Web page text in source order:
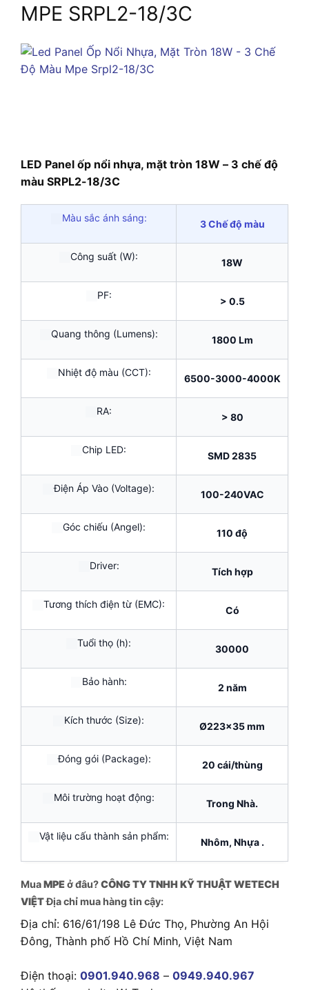
MPE SRPL2-18/3C
LED Panel ốp nổi nhựa, mặt tròn 18W – 3 chế độ
màu SRPL2-18/3C
Màu sắc ánh sáng:
3 Chế độ màu
Công suất (W):
18W
PF:
> 0.5
Quang thông (Lumens):
1800 Lm
Nhiệt độ màu (CCT):
6500-3000-4000K
RA:
> 80
Chip LED:
SMD 2835
Điện Áp Vào (Voltage):
100-240VAC
Góc chiếu (Angel):
110 độ
Driver:
Tích hợp
Tương thích điện từ (EMC):
Có
Tuổi thọ (h):
30000
Bảo hành:
2 năm
Kích thước (Size):
Ø223×35 mm
Đóng gói (Package):
20 cái/thùng
Môi trường hoạt động:
Trong Nhà.
Vật liệu cấu thành sản phẩm:
Nhôm, Nhựa .
MuaMPEở đâu?CÔNG TY TNHH KỸ THUẬT WETECH
VIỆTĐịa chỉ mua hàng tin cậy:
Địa chỉ: 616/61/198 Lê Đức Thọ, Phường An Hội
Đông, Thành phố Hồ Chí Minh, Việt Nam
Điện thoại: 0901.940.968 – 0949.940.967